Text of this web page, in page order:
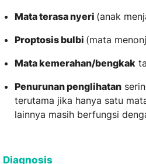
Mata terasa nyeri (anak
Proptosis bulbi (mata
Mata kemerahan/bengkak
Penurunan penglihatan
terutama jika hanya satu
lainnya masih berfungsi
Diagnosis